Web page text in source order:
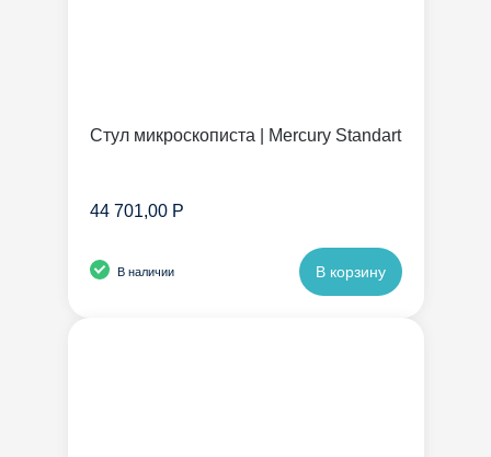
Стул микроскописта | Mercury Standart
44 701,00 Р
В наличии В корзину